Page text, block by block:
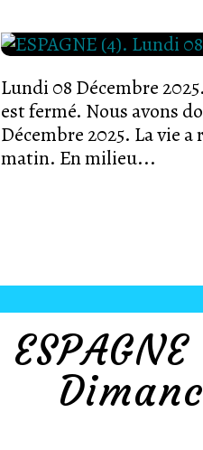
Lundi 08 Décembre
est fermé. Nous avons
Décembre 2025. La vie
matin. En milieu...